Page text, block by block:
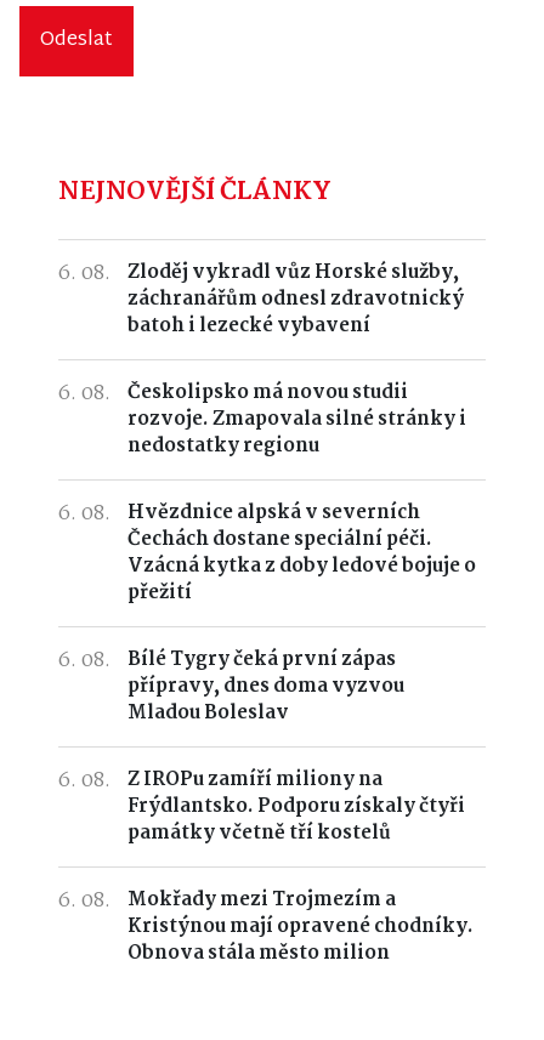
Odeslat
NEJNOVĚJŠÍ ČLÁNKY
6. 08.
Zloděj vykradl vůz Horské služby,
záchranářům odnesl zdravotnický
batoh i lezecké vybavení
6. 08.
Českolipsko má novou studii
rozvoje. Zmapovala silné stránky i
nedostatky regionu
6. 08.
Hvězdnice alpská v severních
Čechách dostane speciální péči.
Vzácná kytka z doby ledové bojuje o
přežití
6. 08.
Bílé Tygry čeká první zápas
přípravy, dnes doma vyzvou
Mladou Boleslav
6. 08.
Z IROPu zamíří miliony na
Frýdlantsko. Podporu získaly čtyři
památky včetně tří kostelů
6. 08.
Mokřady mezi Trojmezím a
Kristýnou mají opravené chodníky.
Obnova stála město milion